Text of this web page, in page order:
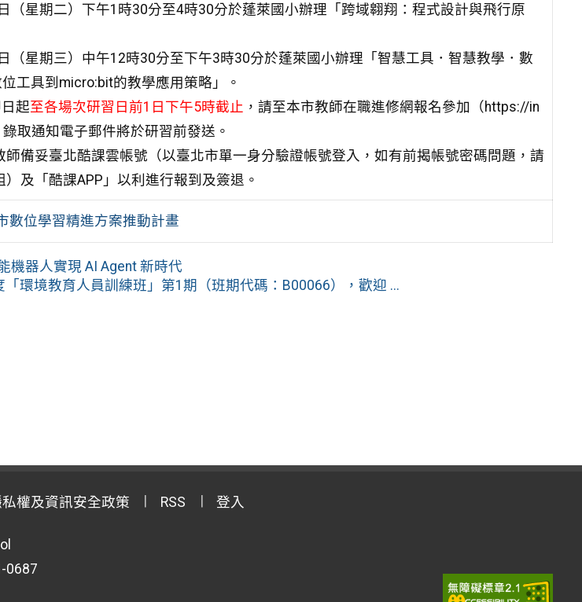
（星期二）下午1時30分至4時30分於蓬萊國小辦理「跨域翱翔：程式設計與飛行原
（星期三）中午12時30分至下午3時30分於蓬萊國小辦理「智慧工具．智慧教學．數
工具到micro:bit的教學應用策略」。
起至各場次研習日前1日下午5時截止 ，請至本市教師在職進修網報名參加（https://in
取通知電子郵件將於研習前發送。
師備妥臺北酷課雲帳號（以臺北市單一身分驗證帳號登入，如有前揭帳號密碼問題，請
及「酷課APP」以利進行報到及簽退。
數位學習精進方案推動計畫
機器人實現 AI Agent 新時代
「環境教育人員訓練班」第1期（班期代碼：B00066），歡迎 ...
私權及資訊安全政策 RSS 登入